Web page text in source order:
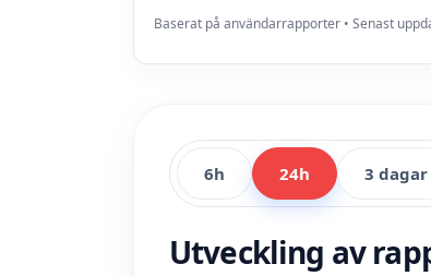
Baserat på användarrapporter • Senast
6h 24h 3 dagar
Utveckling av